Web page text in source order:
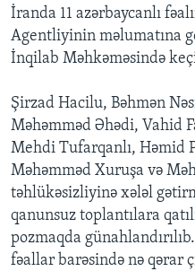
İranda 11 azərbaycanlı
Agentliyinin məlumatına
İnqilab Məhkəməsində
Şirzad Hacilu, Bəhmən
Məhəmməd Əhədi, Vahid
Mehdi Tufarqanlı, Həmid
Məhəmməd Xuruşa və
təhlükəsizliyinə xələl
qanunsuz toplantılara
pozmaqda
fəallar barəsində nə qərar